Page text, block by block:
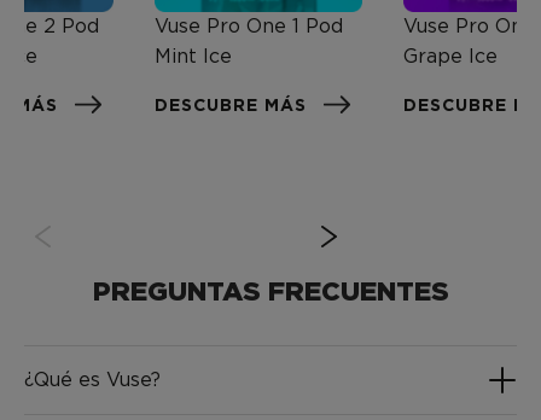
2 Pod
Ice
MÁS
Vuse Pro One 1 Pod
Mint Ice
DESCUBRE MÁS
Vuse Pro One
Grape Ice
DESCUBRE
PREGUNTAS FRECUENTES
¿Qué es Vuse?